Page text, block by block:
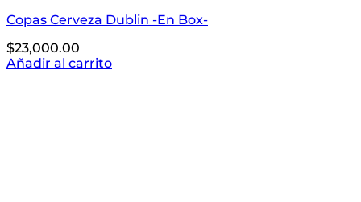
Copas Cerveza Dublin -En Box-
$23,000.00
Añadir al carrito